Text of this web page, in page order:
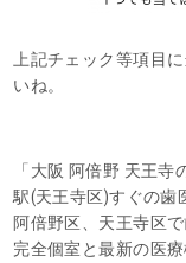
上記チェック等項目
いね。
「大阪 阿倍野 天王
駅(天王寺区)すぐの歯
阿倍野区、天王寺区
完全個室と最新の医